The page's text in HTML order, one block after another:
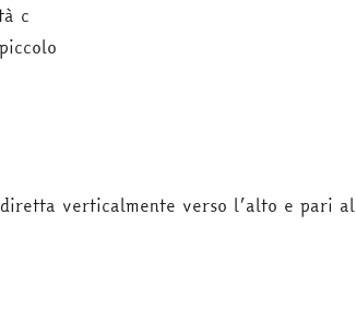
c
verticalmente verso l’alto e pari al